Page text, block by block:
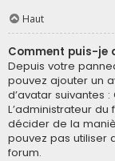
Haut
Comment puis-je
Depuis votre
pouvez ajouter un
d’avatar suivantes
L’administrateur
décider de la
pouvez pas utiliser
forum.